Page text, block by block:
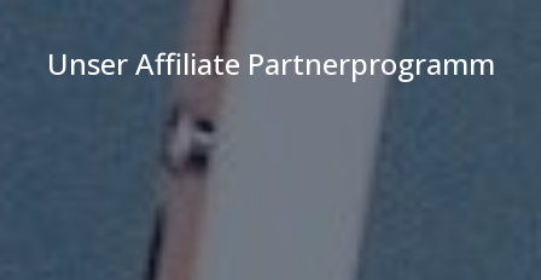
Unser Affiliate Partnerprogramm